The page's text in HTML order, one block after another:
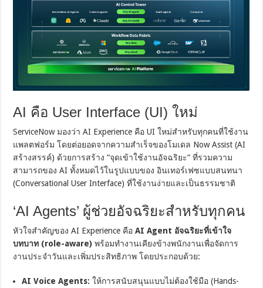
AI คือ User Interface (UI) ใหม่
ServiceNow มองว่า AI Experience คือ UI ใหม่สำหรับทุกคนที่ใช้งาน
แพลตฟอร์ม โดยต่อยอดจากความสำเร็จของโมเดล Now Assist (AI
สร้างสรรค์) ด้วยการสร้าง “จุดเข้าใช้งานอัจฉริยะ” ที่รวมความ
สามารถของ AI ทั้งหมดไว้ในรูปแบบของ อินเทอร์เฟซแบบสนทนา
(Conversational User Interface) ที่ใช้งานง่ายและเป็นธรรมชาติ
‘AI Agents’ ผู้ช่วยอัจฉริยะสำหรับทุกคน
หัวใจสำคัญของ AI Experience คือAI Agent อัจฉริยะที่เข้าใจ
บทบาท (role-aware) พร้อมทำงานเคียงข้างพนักงานเพื่อจัดการ
งานประจำวันและเพิ่มประสิทธิภาพ โดยประกอบด้วย:
AI Voice Agents: ให้การสนับสนุนแบบไม่ต้องใช้มือ (Hands-